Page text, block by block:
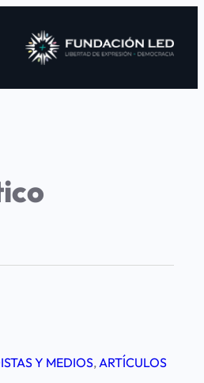
Y MEDIOS, ARTÍCULOS